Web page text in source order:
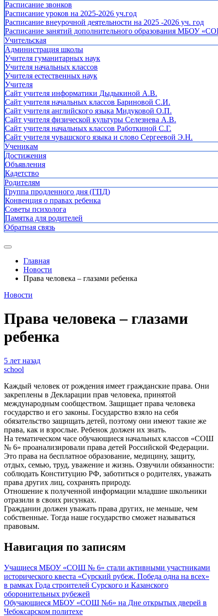
Расписание звонков
Расписание уроков на 2025-2026 уч.год
Расписание внеурочной деятельности на 2025 -2026 уч. год
Расписание занятий дополнительного образования МБОУ
Учительская
Администрация школы
Учителя гуманитарных наук
Учителя начальных классов
Учителя естественных наук
Учителя
Cайт учителя информатики Дыдыкиной А.В.
Сайт учителя начальных классов Бариновой С.И.
Сайт учителя английского языка Мидуковой О.П.
Сайт учителя физической культуры Селезнева А.В.
Сайт учителя начальных классов Работкиной С.Г.
Сайт учителя чувашского языка и слово Сергеевой Э.Н.
Ученикам
Достижения
Объявления
Кадетство
Родителям
Группа продленного дня (ГПД)
Конвенция о правах ребенка
Советы психолога
Памятка для родителей
Обратная связь
Главная
Новости
Права человека – глазами ребенка
Новости
Права человека – глазами
ребенка
5 лет назад
school
Каждый человек от рождения имеет гражданские права. Они
закреплены в Декларации прав человека, принятой
международным сообществом. Защищает права человека
государство и его законы. Государство взяло на себя
обязательство защищать детей, поэтому они имеют такие же
права, как и взрослые. Ребенок должен их знать.
На тематическом часе обучающиеся начальных классов «СОШ
№ 6» проанализировали права детей Российской Федерации.
Это права на бесплатное образование, медицину, защиту,
отдых, семью, труд, уважение и жизнь. Озвучили обязанности:
соблюдать Конституцию РФ, заботиться о родителях, уважать
права других лиц, сохранять природу.
Отношение к полученной информации младшие школьники
отразили в своих рисунках.
Гражданин должен уважать права других, не меньше, чем
собственные. Тогда наше государство сможет называться
правовым.
Навигация по записям
Учащиеся МБОУ «СОШ № 6» стали активными участниками
исторического квеста «Сурский рубеж. Победа одна на всех»
в рамках Года строителей Сурского и Казанского
оборонительных рубежей
Обучающиеся МБОУ «СОШ №6» на Дне открытых дверей в
Чебоксарском политехе